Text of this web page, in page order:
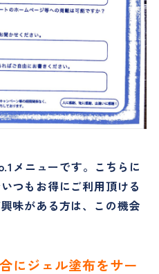
メニューです。こちらに
つもお得にご利用頂ける
味がある方は、この機会
にジェル塗布をサー